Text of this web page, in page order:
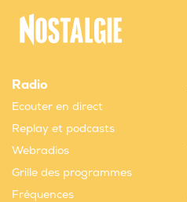
Radio
Ecouter en direct
Replay et podcasts
Webradios
Grille des programmes
Fréquences